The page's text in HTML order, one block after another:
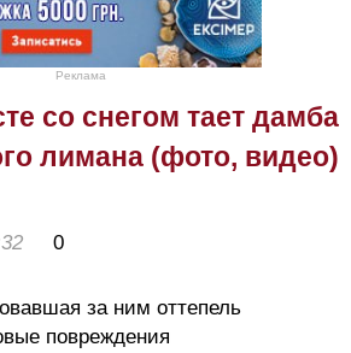
Реклама
со снегом тает дамба
лимана (фото, видео)
0
за ним оттепель
повреждения